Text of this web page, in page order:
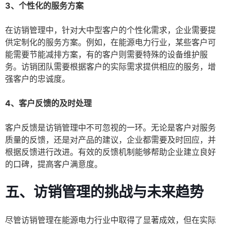
3、个性化的服务方案
在访销管理中，针对大中型客户的个性化需求，企业需要提
供定制化的服务方案。例如，在能源电力行业，某些客户可
能需要节能减排方案，有的客户则需要特殊的设备维护服
务。访销团队需要根据客户的实际需求提供相应的服务，增
强客户的忠诚度。
4、客户反馈的及时处理
客户反馈是访销管理中不可忽视的一环。无论是客户对服务
质量的反馈，还是对产品的建议，企业都需要及时回应，并
根据反馈进行改进。有效的反馈机制能够帮助企业建立良好
的口碑，提高客户满意度。
五、访销管理的挑战与未来趋势
尽管访销管理在能源电力行业中取得了显著成效，但在实际